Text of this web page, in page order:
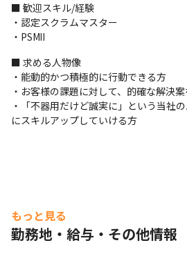
■ 歓迎スキル/経験
・認定スクラムマスター
・PSMⅡ
■ 求める人物像
・能動的かつ積極的に行動できる方
・お客様の課題に対して、的確な解決
・「不器用だけど誠実に」という当社
にスキルアップしていける方
もっと見る
勤務地・給与・その他情報